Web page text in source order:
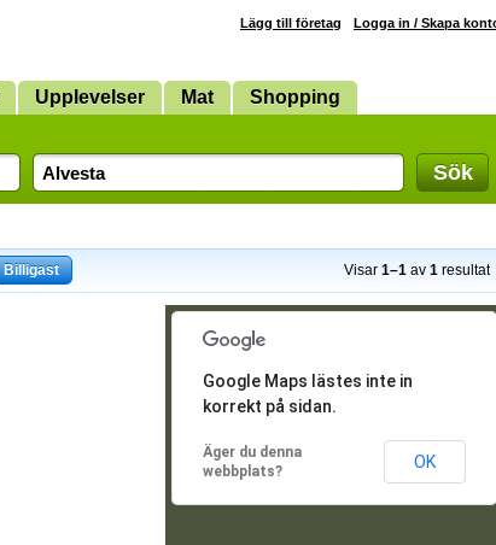
Lägg till företag Logga in / Skapa
Upplevelser Mat Shopping
Sök
Billigast Visar 1–1 av 1 resultat
Google Maps lästes inte in
korrekt på sidan.
Äger du denna
webbplats?
OK